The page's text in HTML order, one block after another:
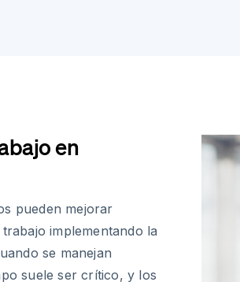
en
pueden mejorar
implementando la
se manejan
suele ser crítico, y los